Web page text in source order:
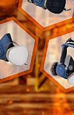
6H C&G